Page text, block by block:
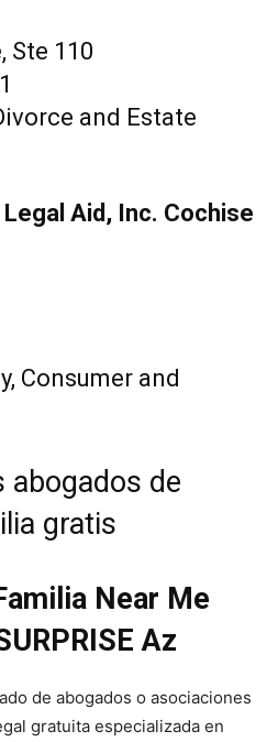
Ste 110
and Estate
Aid, Inc. Cochise
Consumer and
Near Me
Az
de abogados o asociaciones
gratuita especializada en